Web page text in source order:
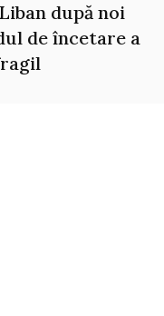
după noi
de încetare a